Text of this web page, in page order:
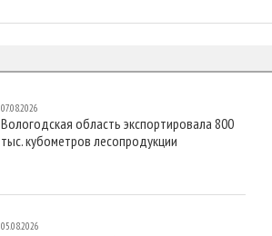
07.08.2026
Вологодская область экспортировала 800
тыс. кубометров лесопродукции
05.08.2026